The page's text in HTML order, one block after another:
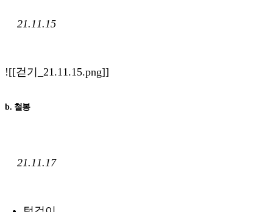
21.11.15
![[걷기_21.11.15.png]]
b. 철봉
21.11.17